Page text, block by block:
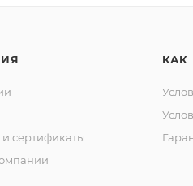
сертификаты
КАК